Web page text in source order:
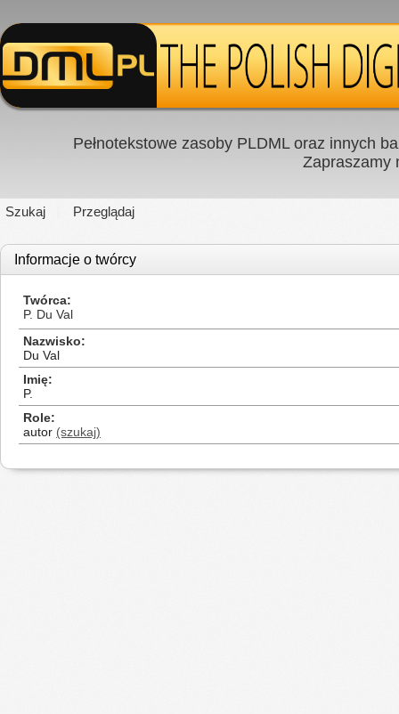
Pełnotekstowe zasoby PLDML oraz innych
Zapraszamy
Szukaj Przeglądaj
Informacje o twórcy
Twórca
P. Du Val
Nazwisko
Du Val
Imię
P.
Role
autor (szukaj)